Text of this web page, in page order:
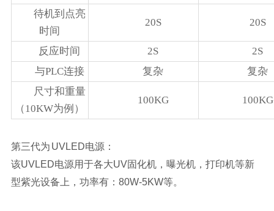
待机到点亮
时间
20S 20S
反应时间 2S
2S
与PLC连接
复杂
复杂
尺寸和重量
（10KW为例）
100KG 100KG
第三代为 UVLED电源：
该UVLED电源用于各大UV固化机，曝光机，打印机等新
型紫光设备上，功率有：80W-5KW等。